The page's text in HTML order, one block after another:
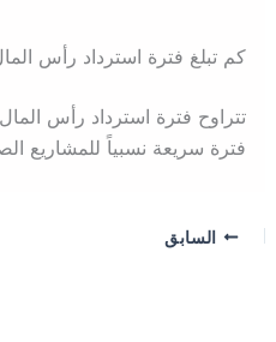
كم تبلغ فترة استرداد رأس
فترة سريعة نسبياً للمشاريع
السابق